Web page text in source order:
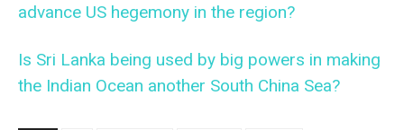
advance US hegemony in the region?
Is Sri Lanka being used by big powers in making
the Indian Ocean another South China Sea?